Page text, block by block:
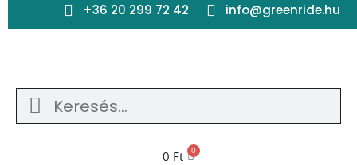
+36 20 299 72 42 info@greenride.hu
0 Ft 0